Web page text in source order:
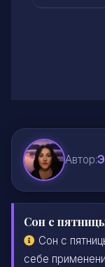
Автор:
Сон с
Сон с
себе